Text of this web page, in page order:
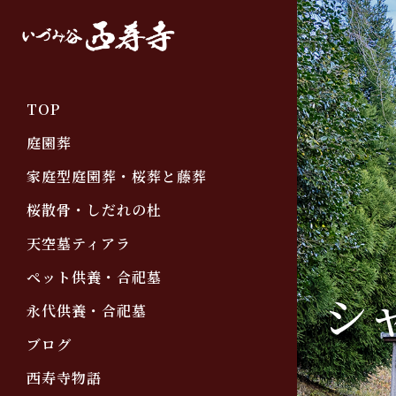
TOP
庭園葬
家庭型庭園葬・桜葬と藤葬
桜散骨・しだれの杜
天空墓ティアラ
ペット供養・合祀墓
永代供養・合祀墓
ブログ
西寿寺物語
シ